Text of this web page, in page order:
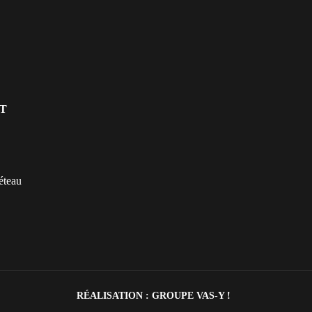
RÉALISATION : GROUPE VAS-Y !